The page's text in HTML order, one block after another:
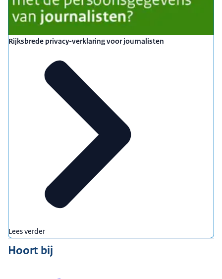
Rijksbrede privacy-verklaring voor journalisten
Lees verder
Hoort bij